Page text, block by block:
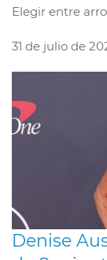
Elegir entre
31 de julio de
Denise